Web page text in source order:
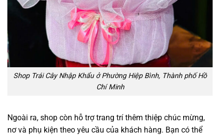
Shop Trái Cây Nhập Khẩu ở Phường Hiệp Bình, Thành phố Hồ
Chí Minh
Ngoài ra, shop còn hỗ trợ trang trí thêm thiệp chúc mừng,
nơ và phụ kiện theo yêu cầu của khách hàng. Bạn có thể